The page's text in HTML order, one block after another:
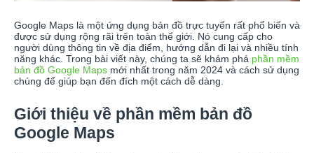
Google Maps là một ứng dụng bản đồ trực tuyến rất phổ biến và
được sử dụng rộng rãi trên toàn thế giới. Nó cung cấp cho
người dùng thông tin về địa điểm, hướng dẫn đi lại và nhiều tính
năng khác. Trong bài viết này, chúng ta sẽ khám phá phần mềm
bản đồ Google Maps mới nhất trong năm 2024 và cách sử dụng
chúng để giúp bạn đến đích một cách dễ dàng.
Giới thiệu về phần mềm bản đồ
Google Maps